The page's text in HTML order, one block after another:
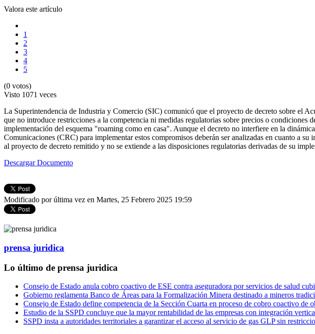
Valora este artículo
1
2
3
4
5
(0 votos)
Visto 1071 veces
La Superintendencia de Industria y Comercio (SIC) comunicó que el proyecto de decreto sobre el
que no introduce restricciones a la competencia ni medidas regulatorias sobre precios o
implementación del esquema "roaming como en casa". Aunque el decreto no interfiere en la
Comunicaciones (CRC) para implementar estos compromisos deberán ser analizadas en cuanto a
al proyecto de decreto remitido y no se extiende a las disposiciones regulatorias derivadas de su
Descargar Documento
Modificado por última vez en Martes, 25 Febrero 2025 19:59
prensa juridica
Lo último de prensa juridica
Consejo de Estado anula cobro coactivo de ESE contra aseguradora por servicios de salud
Gobierno reglamenta Banco de Áreas para la Formalización Minera destinado a mineros
Consejo de Estado define competencia de la Sección Cuarta en proceso de cobro coactivo
Estudio de la SSPD concluye que la mayor rentabilidad de las empresas con integración
SSPD insta a autoridades territoriales a garantizar el acceso al servicio de gas GLP sin